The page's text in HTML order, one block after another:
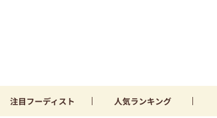
注目フーディスト 人気ランキング